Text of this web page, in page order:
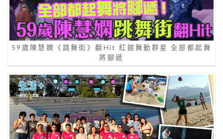
59歲陳慧嫻《跳舞街》翻Hit 紅館舞動群星 全部都起舞
將腳遞